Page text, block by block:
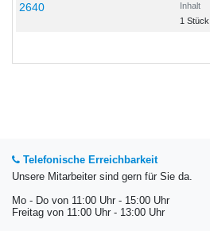
2640
Inhalt
1 Stück
Telefonische Erreichbarkeit
Unsere Mitarbeiter sind gern für Sie da.
Mo - Do von 11:00 Uhr - 15:00 Uhr
Freitag von 11:00 Uhr - 13:00 Uhr